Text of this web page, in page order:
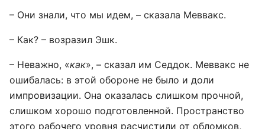
– Они знали, что мы идем, – сказала Меввакс.
– Как? – возразил Эшк.
– Неважно, «как», – сказал им Седдок. Меввакс не
ошибалась: в этой обороне не было и доли
импровизации. Она оказалась слишком прочной,
слишком хорошо подготовленной. Пространство
этого рабочего уровня расчистили от обломков,